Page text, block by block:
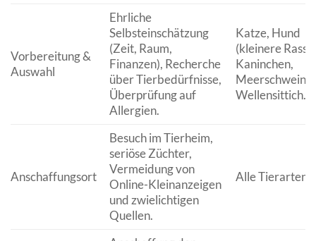
Vorbereitung &
Auswahl
Ehrliche
Selbsteinschätzung
(Zeit, Raum,
Finanzen), Recherche
über Tierbedürfnisse,
Überprüfung auf
Allergien.
Katze, Hund
(kleinere
Kaninchen,
Wellensittich.
Anschaffungsort
Besuch im Tierheim,
seriöse Züchter,
Vermeidung von
Online-Kleinanzeigen
und zwielichtigen
Quellen.
Alle Tierarten.